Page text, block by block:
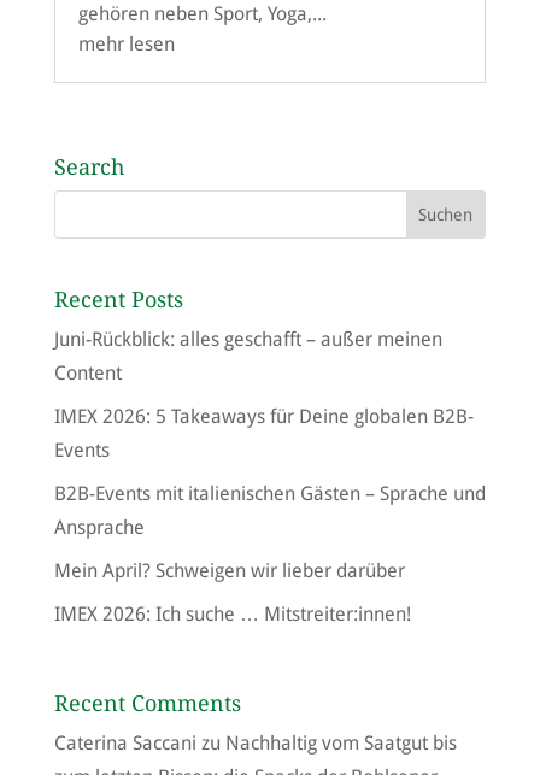
gehören neben Sport, Yoga,...
mehr lesen
Search
Recent Posts
Juni-Rückblick: alles geschafft – außer meinen
Content
IMEX 2026: 5 Takeaways für Deine globalen B2B-
Events
B2B-Events mit italienischen Gästen – Sprache und
Ansprache
Mein April? Schweigen wir lieber darüber
IMEX 2026: Ich suche … Mitstreiter:innen!
Recent Comments
Caterina Saccani zu Nachhaltig vom Saatgut bis